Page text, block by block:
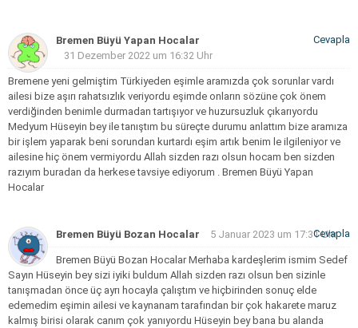
Bremen Büyü Yapan Hocalar
31 Dezember 2022 um 16:32 Uhr
Bremene yeni gelmiştim Türkiyeden eşimle aramızda çok sorunlar vardı
ailesi bize aşırı rahatsızlık veriyordu eşimde onların sözüne çok önem
verdiğinden benimle durmadan tartışıyor ve huzursuzluk çıkarıyordu
Medyum Hüseyin bey ile tanıştım bu süreçte durumu anlattım bize aramıza
bir işlem yaparak beni sorundan kurtardı eşim artık benim le ilgileniyor ve
ailesine hiç önem vermiyordu Allah sizden razı olsun hocam ben sizden
razıyım buradan da herkese tavsiye ediyorum . Bremen Büyü Yapan
Hocalar
Cevapla
Bremen Büyü Bozan Hocalar 5 Januar 2023 um 17:31 Uhr
Bremen Büyü Bozan HocalarMerhaba kardeşlerim ismim Sedef
Sayın Hüseyin bey sizi iyiki buldum Allah sizden razı olsun ben sizinle
tanışmadan önce üç ayrı hocayla çalıştım ve hiçbirinden sonuç elde
edemedim eşimin ailesi ve kaynanam tarafından bir çok hakarete maruz
kalmış birisi olarak canım çok yanıyordu Hüseyin bey bana bu alanda
Cevapla